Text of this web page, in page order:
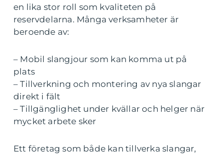
en lika stor roll som kvaliteten på
reservdelarna. Många verksamheter är
beroende av:
– Mobil slangjour som kan komma ut på
plats
– Tillverkning och montering av nya slangar
direkt i fält
– Tillgänglighet under kvällar och helger när
mycket arbete sker
Ett företag som både kan tillverka slangar,